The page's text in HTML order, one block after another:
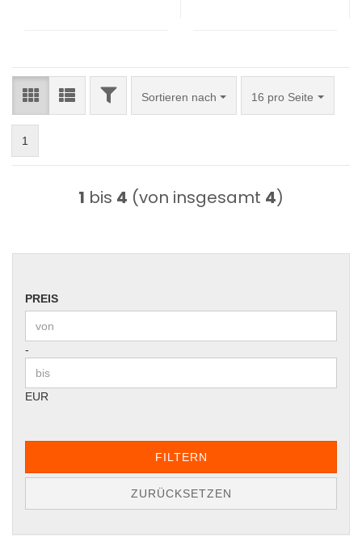
FILTERSortieren nach
Sortieren nach 16 pro Seite
pro Seite
1
1 bis 4 (von insgesamt 4)
PREIS
PREIS
Preis bis
-
EUR
FILTERN
ZURÜCKSETZEN